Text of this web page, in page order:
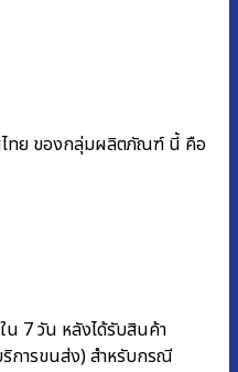
ศไทย ของกลุ่มผลิตภัณฑ์ นี้ คือ
น 7 วัน หลังได้รับสินค้า
ริการขนส่ง) สำหรับกรณี